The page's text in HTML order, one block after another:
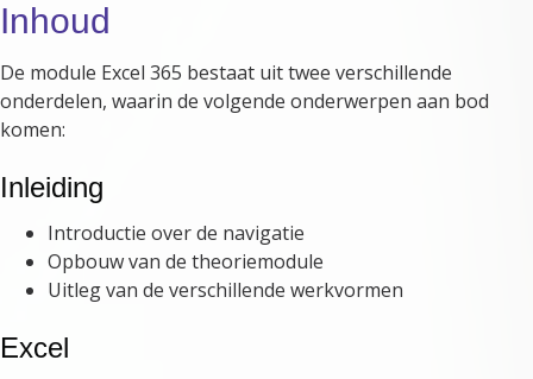
Inhoud
De module Excel 365 bestaat uit twee verschillende
onderdelen, waarin de volgende onderwerpen aan bod
komen:
Inleiding
Introductie over de navigatie
Opbouw van de theoriemodule
Uitleg van de verschillende werkvormen
Excel